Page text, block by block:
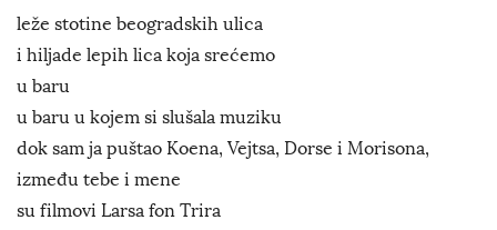
leže stotine beogradskih ulica
i hiljade lepih lica koja srećemo
u baru
u baru u kojem si slušala muziku
dok sam ja puštao Koena, Vejtsa, Dorse i Morisona,
između tebe i mene
su filmovi Larsa fon Trira